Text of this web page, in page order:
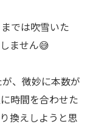
では吹雪いた
ません😅
、微妙に本数が
時間を合わせた
換えしようと思